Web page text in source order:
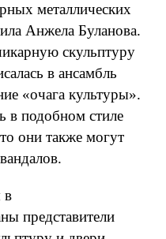
металлических
Анжела Буланова.
скульптуру
в ансамбль
«очага культуры».
в подобном стиле
они также могут
в
представители